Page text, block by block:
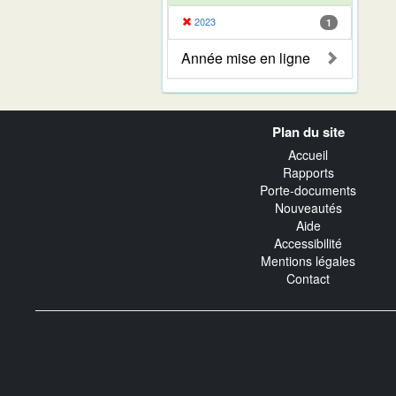
2023 1
Année mise en ligne
Plan du site
Accueil
Rapports
Porte-documents
Nouveautés
Aide
Accessibilité
Mentions légales
Contact